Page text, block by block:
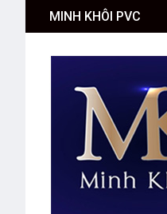
to
MINH KHÔI PVC